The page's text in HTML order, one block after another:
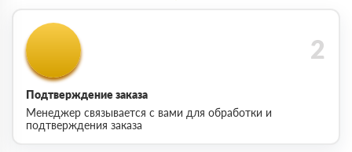
Подтверждение заказа
Менеджер связывается с вами для обработки и
подтверждения заказа